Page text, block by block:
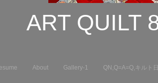
ART QUILT
About Gallery-1 QN,Q=A=Q,キルト